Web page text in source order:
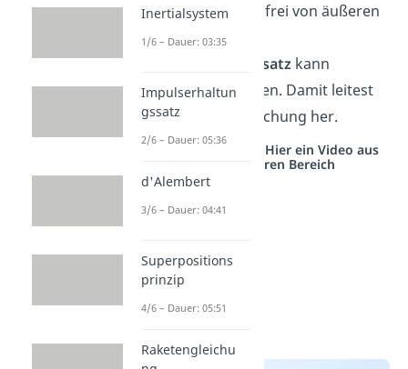
Die Rakete ist also frei von äußeren
Kräftenund der
Impulserhaltungssatzkann
angewendet werden. Damit leitest
du die Raketengleichung her.
Studyflix vernetzt: Hier ein Video aus
einem anderen Bereich
Inertialsystem
1/6 – Dauer: 03:35
Impulserhaltun
gssatz
2/6 – Dauer: 05:36
d'Alembert
3/6 – Dauer: 04:41
Superpositions
prinzip
4/6 – Dauer: 05:51
Raketengleichu